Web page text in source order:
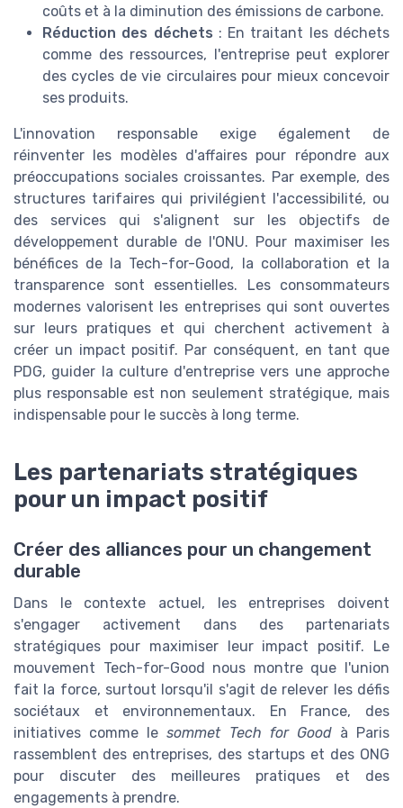
coûts et à la diminution des émissions de carbone.
Réduction des déchets : En traitant les déchets
comme des ressources, l'entreprise peut explorer
des cycles de vie circulaires pour mieux concevoir
ses produits.
L'innovation responsable exige également de
réinventer les modèles d'affaires pour répondre aux
préoccupations sociales croissantes. Par exemple, des
structures tarifaires qui privilégient l'accessibilité, ou
des services qui s'alignent sur les objectifs de
développement durable de l'ONU. Pour maximiser les
bénéfices de la Tech-for-Good, la collaboration et la
transparence sont essentielles. Les consommateurs
modernes valorisent les entreprises qui sont ouvertes
sur leurs pratiques et qui cherchent activement à
créer un impact positif. Par conséquent, en tant que
PDG, guider la culture d'entreprise vers une approche
plus responsable est non seulement stratégique, mais
indispensable pour le succès à long terme.
Les partenariats stratégiques
pour un impact positif
Créer des alliances pour un changement
durable
Dans le contexte actuel, les entreprises doivent
s'engager activement dans des partenariats
stratégiques pour maximiser leur impact positif. Le
mouvement Tech-for-Good nous montre que l'union
fait la force, surtout lorsqu'il s'agit de relever les défis
sociétaux et environnementaux. En France, des
initiatives comme lesommet Tech for Goodà Paris
rassemblent des entreprises, des startups et des ONG
pour discuter des meilleures pratiques et des
engagements à prendre.